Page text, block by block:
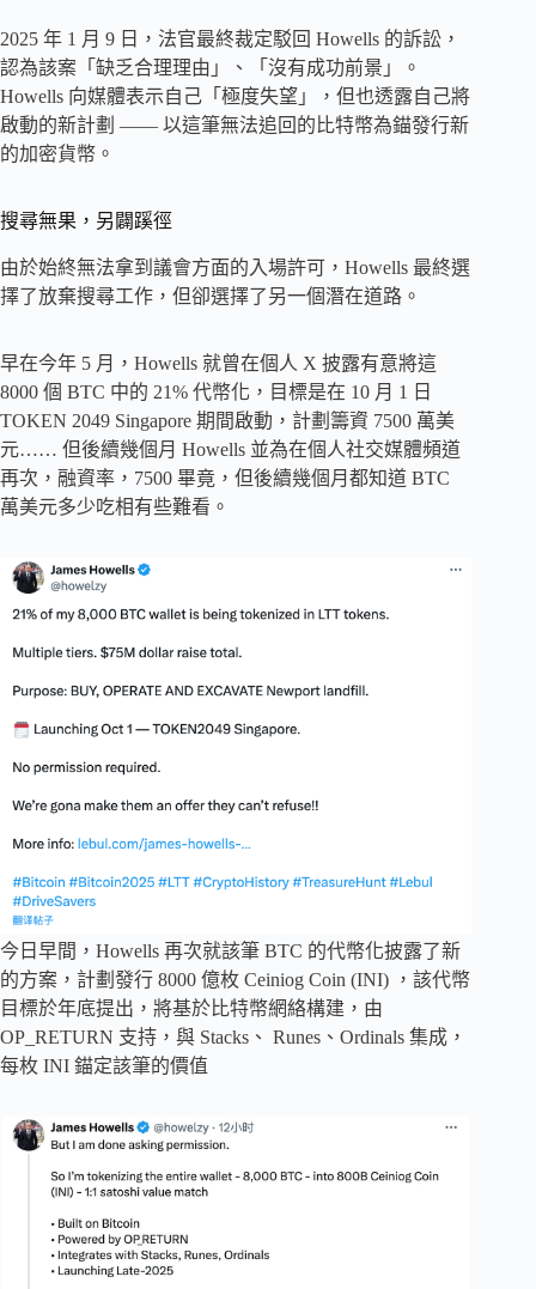
2025 年 1 月 9 日，法官最終裁定駁回 Howells 的訴訟，
認為該案「缺乏合理理由」、「沒有成功前景」。
Howells 向媒體表示自己「極度失望」，但也透露自己將
啟動的新計劃 —— 以這筆無法追回的比特幣為錨發行新
的加密貨幣。
搜尋無果，另闢蹊徑
由於始終無法拿到議會方面的入場許可，Howells 最終選
擇了放棄搜尋工作，但卻選擇了另一個潛在道路。
早在今年 5 月，Howells 就曾在個人 X 披露有意將這
8000 個 BTC 中的 21% 代幣化，目標是在 10 月 1 日
TOKEN 2049 Singapore 期間啟動，計劃籌資 7500 萬美
元…… 但後續幾個月 Howells 並為在個人社交媒體頻道
再次，融資率，7500 畢竟，但後續幾個月都知道 BTC
萬美元多少吃相有些難看。
今日早間，Howells 再次就該筆 BTC 的代幣化披露了新
的方案，計劃發行 8000 億枚 Ceiniog Coin (INI) ，該代幣
目標於年底提出，將基於比特幣網絡構建，由
OP_RETURN 支持，與 Stacks、 Runes、Ordinals 集成，
每枚 INI 錨定該筆的價值